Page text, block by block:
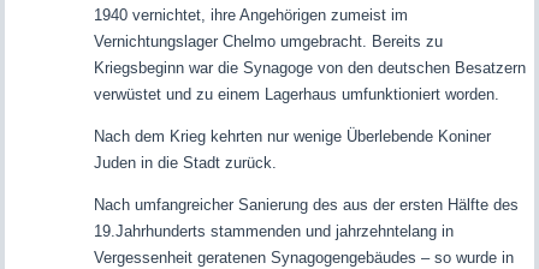
1940 vernichtet, ihre Angehörigen zumeist im
Vernichtungslager Chelmo umgebracht. Bereits zu
Kriegsbeginn war die Synagoge von den deutschen Besatzern
verwüstet und zu einem Lagerhaus umfunktioniert worden.
Nach dem Krieg kehrten nur wenige Überlebende Koniner
Juden in die Stadt zurück.
Nach umfangreicher Sanierung des aus der ersten Hälfte des
19.Jahrhunderts stammenden und jahrzehntelang in
Vergessenheit geratenen Synagogengebäudes – so wurde in